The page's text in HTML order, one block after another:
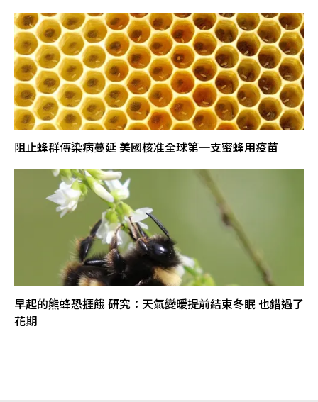
阻止蜂群傳染病蔓延 美國核准全球第一支蜜蜂用疫苗
早起的熊蜂恐捱餓 研究：天氣變暖提前結束冬眠 也錯過了
花期